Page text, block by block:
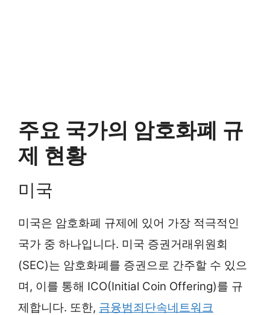
주요 국가의 암호화폐 규
제 현황
미국
미국은 암호화폐 규제에 있어 가장 적극적인
국가 중 하나입니다. 미국 증권거래위원회
(SEC)는 암호화폐를 증권으로 간주할 수 있으
며, 이를 통해 ICO(Initial Coin Offering)를 규
제합니다. 또한, 금융범죄단속네트워크